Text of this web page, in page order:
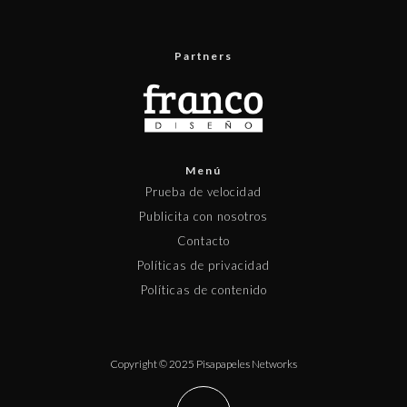
Partners
Menú
Prueba de velocidad
Publicita con nosotros
Contacto
Políticas de privacidad
Políticas de contenido
Copyright © 2025 Pisapapeles Networks